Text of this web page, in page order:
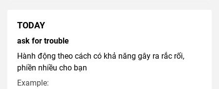
TODAY
ask for trouble
Hành động theo cách có khả năng gây ra rắc rối,
phiền nhiều cho bạn
Example: